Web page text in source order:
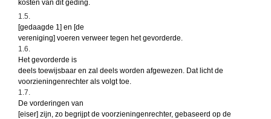
kosten van dit geding.
1.5.
[gedaagde 1] en [de
vereniging] voeren verweer tegen het gevorderde.
1.6.
Het gevorderde is
deels toewijsbaar en zal deels worden afgewezen. Dat licht de
voorzieningenrechter als volgt toe.
1.7.
De vorderingen van
[eiser] zijn, zo begrijpt de voorzieningenrechter, gebaseerd op de